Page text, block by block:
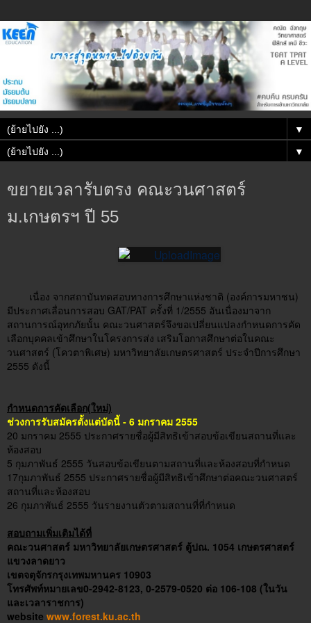
▼
▼
ขยายเวลารับตรง คณะวนศาสตร์
ม.เกษตรฯ ปี 55
เนื่อง จากสถาบันทดสอบทางการศึกษาแห่งชาติ (องค์การมหาชน)
มีประกาศเลื่อนการสอบ GAT/PAT ครั้งที่ 1/2555 อันเนื่องมาจาก
สถานการณ์อุทกภัยนั้น คณะวนศาสตร์จึงขอเปลี่ยนแปลงกำหนดการคัด
เลือกบุคคลเข้าศึกษาในโครงการส่ง เสริมโอกาสศึกษาต่อในคณะ
วนศาสตร์ (โควตาพิเศษ) มหาวิทยาลัยเกษตรศาสตร์ ประจำปีการศึกษา
2555 ดังนี้
กำหนดการคัดเลือก(ใหม่)
ช่วงการรับสมัครตั้งแต่บัดนี้ - 6 มกราคม 2555
20 มกราคม 2555 ประกาศรายชื่อผู้มีสิทธิเข้าสอบข้อเขียนสถานที่และ
ห้องสอบ
5 กุมภาพันธ์ 2555 วันสอบข้อเขียนตามสถานที่และห้องสอบที่กำหนด
17กุมภาพันธ์ 2555 ประกาศรายชื่อผู้มีสิทธิเข้าศึกษาต่อคณะวนศาสตร์
สถานที่และห้องสอบ
26 กุมภาพันธ์ 2555 วันรายงานตัวตามสถานที่ที่กำหนด
สอบถามเพิ่มเติมได้ที่
คณะวนศาสตร์ มหาวิทยาลัยเกษตรศาสตร์ ตู้ปณ. 1054 เกษตรศาสตร์
แขวงลาดยาว
เขตจตุจักรกรุงเทพมหานคร 10903
โทรศัพท์หมายเลข0-2942-8123, 0-2579-0520 ต่อ 106-108 (ในวัน
และเวลาราชการ)
website www.forest.ku.ac.th